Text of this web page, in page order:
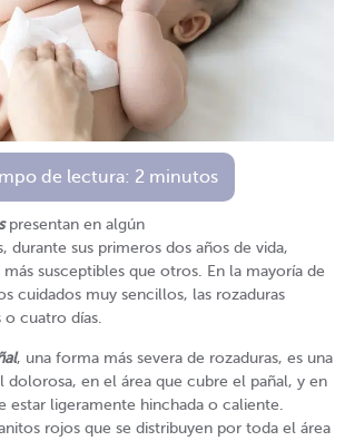
de lectura: 2 minutos
presentan en algún
durante sus primeros dos años de vida,
susceptibles que otros. En la mayoría de
cuidados muy sencillos, las rozaduras
o cuatro días.
, una forma más severa de rozaduras, es una
dolorosa, en el área que cubre el pañal, y en
estar ligeramente hinchada o caliente.
rojos que se distribuyen por toda el área